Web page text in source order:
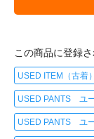
この商品に登録
USED ITEM（古着）
USED PANTS ユ
USED PANTS ユ